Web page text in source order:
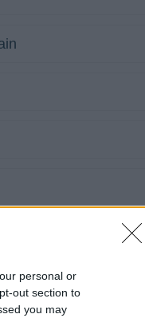
personal or
out section to
you may